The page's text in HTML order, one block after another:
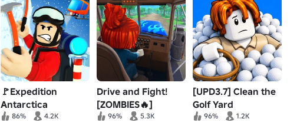
🚩Expedition
Antarctica
86% 4.2K
Drive and Fight!
[ZOMBIES🔥]
96% 5.3K
[UPD3.7] Clean the
Golf Yard
96% 1.2K